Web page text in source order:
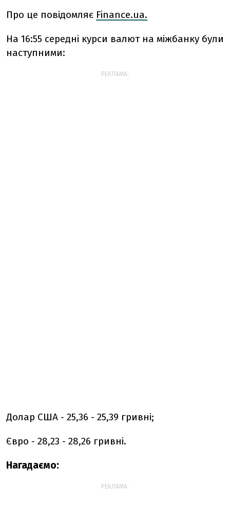
Про це повідомляє Finance.ua.
На 16:55 середні курси валют на міжбанку були
наступними:
РЕКЛАМА:
Долар США - 25,36 - 25,39 гривні;
Євро - 28,23 - 28,26 гривні.
Нагадаємо:
РЕКЛАМА: